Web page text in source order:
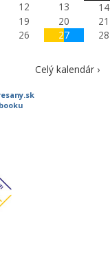
12 13 14
19 20 21
26 27 28
Celý kalendár ›